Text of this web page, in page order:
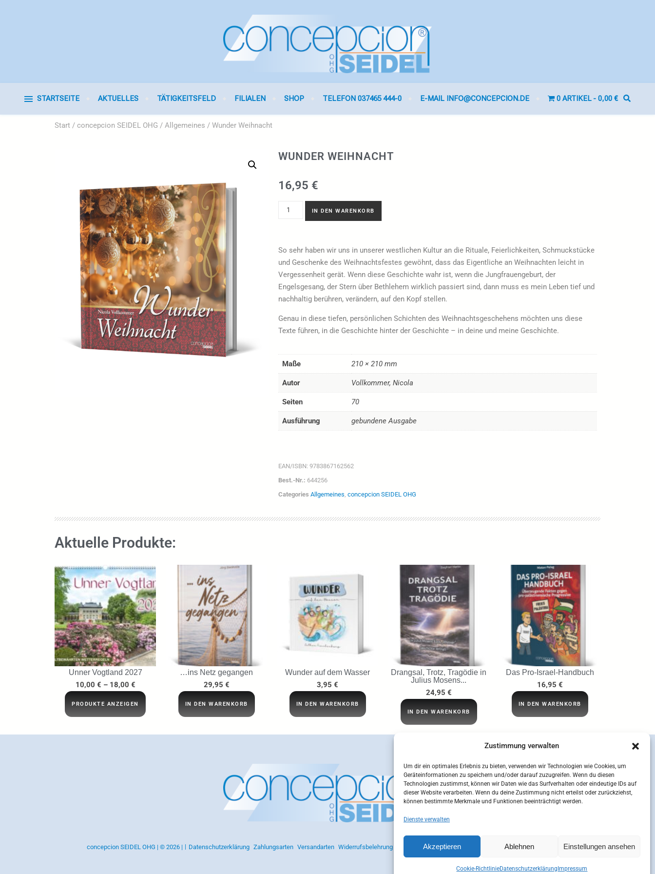
Zustimmung verwalten
Um dir ein optimales Erlebnis zu bieten, verwenden wir Technologien wie Cookies, um
Geräteinformationen zu speichern und/oder darauf zuzugreifen. Wenn du diesen
Technologien zustimmst, können wir Daten wie das Surfverhalten oder eindeutige IDs auf
dieser Website verarbeiten. Wenn du deine Zustimmung nicht erteilst oder zurückziehst,
können bestimmte Merkmale und Funktionen beeinträchtigt werden.
Dienste verwalten
Akzeptieren Ablehnen Einstellungen ansehen
Cookie-RichtlinieDatenschutzerklärung Impressum
STARTSEITE AKTUELLES TÄTIGKEITSFELD FILIALEN SHOP TELEFON 037465 444-0 E-MAIL INFO@CONCEPCION.DE 0 ARTIKEL 0,00 €
Start / concepcion SEIDEL OHG / Allgemeines / Wunder Weihnacht
WUNDER WEIHNACHT
16,95 €
IN DEN WARENKORB
So sehr haben wir uns in unserer westlichen Kultur an die Rituale, Feierlichkeiten, Schmuckstücke
und Geschenke des Weihnachtsfestes gewöhnt, dass das Eigentliche an Weihnachten leicht in
Vergessenheit gerät. Wenn diese Geschichte wahr ist, wenn die Jungfrauengeburt, der
Engelsgesang, der Stern über Bethlehem wirklich passiert sind, dann muss es mein Leben tief und
nachhaltig berühren, verändern, auf den Kopf stellen.
Genau in diese tiefen, persönlichen Schichten des Weihnachtsgeschehens möchten uns diese
Texte führen, in die Geschichte hinter der Geschichte – in deine und meine Geschichte.
Maße 210 × 210 mm
Autor Vollkommer, Nicola
Seiten 70
Ausführung gebundene Ausgabe
EAN/ISBN: 9783867162562
Best.-Nr.: 644256
Categories Allgemeines, concepcion SEIDEL OHG
Aktuelle Produkte:
Unner Vogtland 2027
10,00 € – 18,00 €
PRODUKTE ANZEIGEN
…ins Netz gegangen
29,95 €
IN DEN WARENKORB
Wunder auf dem Wasser
3,95 €
IN DEN WARENKORB
Drangsal, Trotz, Tragödie in
Julius Mosens...
24,95 €
IN DEN WARENKORB
Das Pro-Israel-Handbuch
16,95 €
IN DEN WARENKORB
concepcion SEIDEL OHG | © 2026 | Datenschutzerklärung Zahlungsarten Versandarten Widerrufsbelehrung Impressum Kontakt Mein Konto Cookie-Richtlinie (EU)